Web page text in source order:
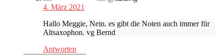
4. März 2021
Hallo Meggie, Nein. es gibt die Noten auch immer für
Altsaxophon. vg Bernd
Antworten